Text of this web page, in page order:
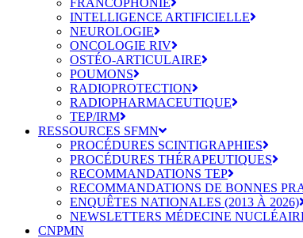
FRANCOPHONIE
INTELLIGENCE ARTIFICIELLE
NEUROLOGIE
ONCOLOGIE RIV
OSTÉO-ARTICULAIRE
POUMONS
RADIOPROTECTION
RADIOPHARMACEUTIQUE
TEP/IRM
RESSOURCES SFMN
PROCÉDURES SCINTIGRAPHIES
PROCÉDURES THÉRAPEUTIQUES
RECOMMANDATIONS TEP
RECOMMANDATIONS DE BONNES
ENQUÊTES NATIONALES (2013 À 2026)
NEWSLETTERS MÉDECINE
CNPMN